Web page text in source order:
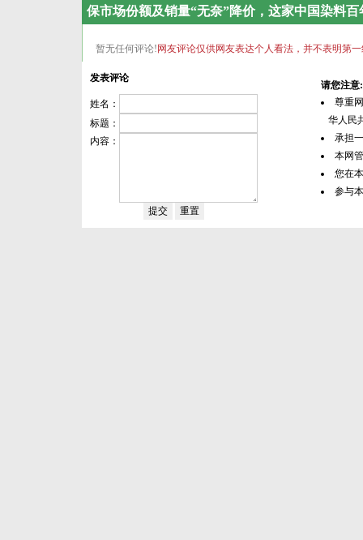
保市场份额及销量“无奈”降价，这家中国染料
暂无任何评论! 网友评论仅供网友表达个人看法，并不表明第
发表评论
姓名：
标题：
内容：
请您注意:
尊重
华人民
承担
本网
您在
参与